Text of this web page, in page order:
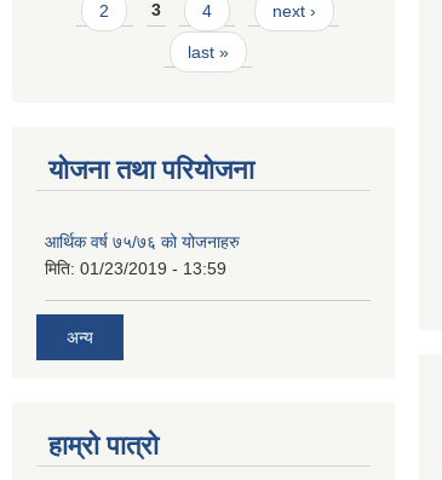
2 3 4 next ›
last »
योजना तथा परियोजना
आर्थिक वर्ष ७५/७६ को योजनाहरु
मिति: 01/23/2019 - 13:59
अन्य
हाम्रो पात्रो